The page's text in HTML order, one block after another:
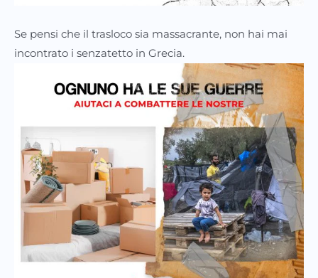
Se pensi che il trasloco sia massacrante, non hai mai
incontrato i senzatetto in Grecia.